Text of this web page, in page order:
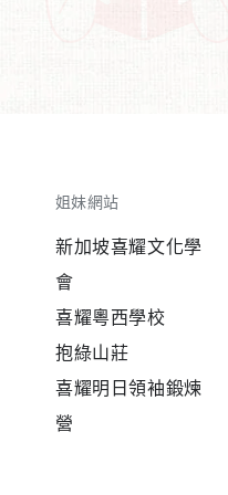
姐妹網站
新加坡喜耀文化學
會
喜耀粵西學校
抱綠山莊
喜耀明日領袖鍛煉
營